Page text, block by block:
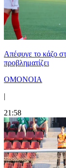
Απέφυγε το κάζο
προβληματίζει
ΟΜΟΝΟΙΑ
|
21:58